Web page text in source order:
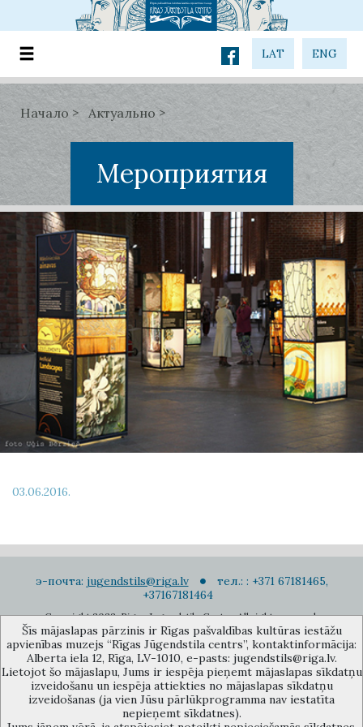
LAT ENG
Начало Актуально
Мероприятия
03.06.2016.
э-почта: jugendstils@riga.lv
тел.: : +371 67181465,
+37167181464
Copyright 2022. Rigas Jugendstila Centrs. All right reserved.
Подписаться на новости
Šīs mājaslapas pārzinis ir Rīgas pašvaldības kultūras iestāžu
apvienības muzejs “Rīgas Jūgendstila centrs”, kontaktinformācija:
Alberta iela 12, Rīga, LV-1010, e-pasts: jugendstils@riga.lv.
Lietojot šo mājaslapu, Jums ir iespēja pieņemt mājaslapas sīkdatņu
izveidošanu un iespēja attiekties no mājaslapas sīkdatņu
izveidošanas (ja vien Jūsu pārlūkprogramma nav iestatīta
nepieņemt sīkdatnes).